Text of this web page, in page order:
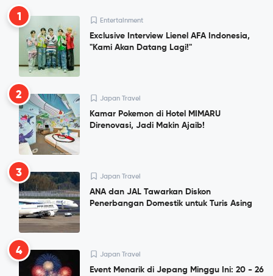
1 Entertainment
Exclusive Interview Lienel AFA Indonesia,
"Kami Akan Datang Lagi!"
2 Japan Travel
Kamar Pokemon di Hotel MIMARU
Direnovasi, Jadi Makin Ajaib!
3 Japan Travel
ANA dan JAL Tawarkan Diskon
Penerbangan Domestik untuk Turis Asing
4 Japan Travel
Event Menarik di Jepang Minggu Ini: 20 - 26